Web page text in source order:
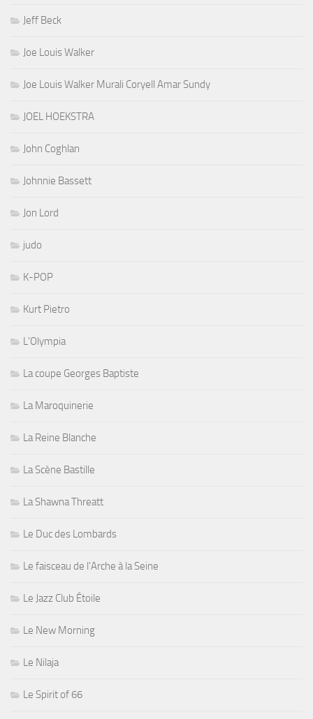
Jeff Beck
Joe Louis Walker
Joe Louis Walker Murali Coryell Amar Sundy
JOEL HOEKSTRA
John Coghlan
Johnnie Bassett
Jon Lord
judo
K-POP
Kurt Pietro
L'Olympia
La coupe Georges Baptiste
La Maroquinerie
La Reine Blanche
La Scène Bastille
La Shawna Threatt
Le Duc des Lombards
Le faisceau de l'Arche à la Seine
Le Jazz Club Étoile
Le New Morning
Le Nilaja
Le Spirit of 66